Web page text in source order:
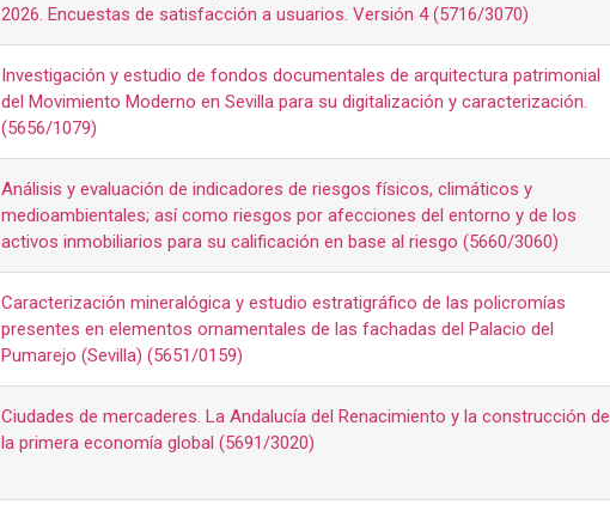
2026. Encuestas de satisfacción a usuarios. Versión 4 (5716/3070)
Investigación y estudio de fondos documentales de arquitectura patrimonial
del Movimiento Moderno en Sevilla para su digitalización y caracterización.
(5656/1079)
Análisis y evaluación de indicadores de riesgos físicos, climáticos y
medioambientales; así como riesgos por afecciones del entorno y de los
activos inmobiliarios para su calificación en base al riesgo (5660/3060)
Caracterización mineralógica y estudio estratigráfico de las policromías
presentes en elementos ornamentales de las fachadas del Palacio del
Pumarejo (Sevilla) (5651/0159)
Ciudades de mercaderes. La Andalucía del Renacimiento y la construcción de
la primera economía global (5691/3020)